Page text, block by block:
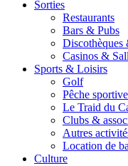
Sorties
Restaurants
Bars & Pubs
Discothèques
Casinos &
Sports & Loisirs
Golf
Pêche sportive
Le Traid du
Clubs &
Autres
Location de
Culture